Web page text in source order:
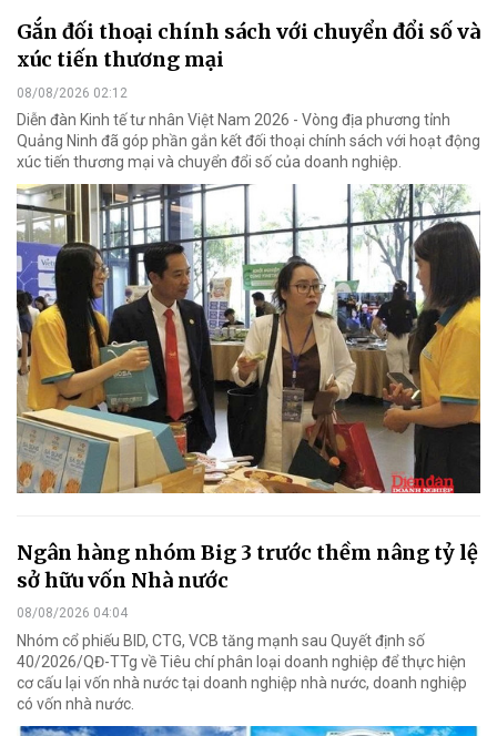
Gắn đối thoại chính sách với chuyển đổi số và
xúc tiến thương mại
08/08/2026 02:12
Diễn đàn Kinh tế tư nhân Việt Nam 2026 - Vòng địa phương tỉnh
Quảng Ninh đã góp phần gắn kết đối thoại chính sách với hoạt động
xúc tiến thương mại và chuyển đổi số của doanh nghiệp.
Ngân hàng nhóm Big 3 trước thềm nâng tỷ lệ
sở hữu vốn Nhà nước
08/08/2026 04:04
Nhóm cổ phiếu BID, CTG, VCB tăng mạnh sau Quyết định số
40/2026/QĐ-TTg về Tiêu chí phân loại doanh nghiệp để thực hiện
cơ cấu lại vốn nhà nước tại doanh nghiệp nhà nước, doanh nghiệp
có vốn nhà nước.